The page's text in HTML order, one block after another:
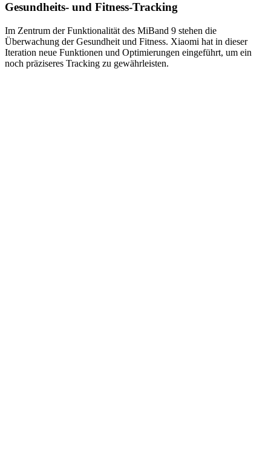
Gesundheits- und Fitness-Tracking
Im Zentrum der Funktionalität des MiBand 9 stehen die
Überwachung der Gesundheit und Fitness. Xiaomi hat in dieser
Iteration neue Funktionen und Optimierungen eingeführt, um ein
noch präziseres Tracking zu gewährleisten.